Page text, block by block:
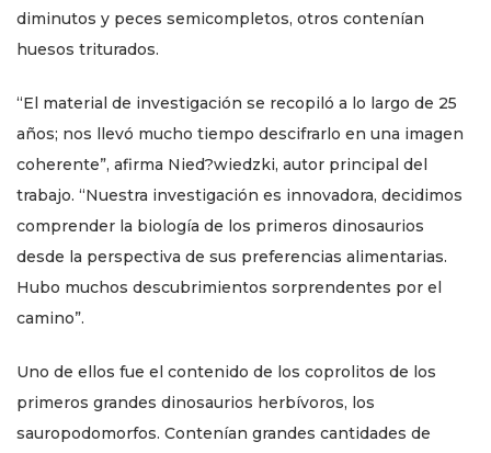
diminutos y peces semicompletos, otros contenían
huesos triturados.
“El material de investigación se recopiló a lo largo de 25
años; nos llevó mucho tiempo descifrarlo en una imagen
coherente”, afirma Nied?wiedzki, autor principal del
trabajo. “Nuestra investigación es innovadora, decidimos
comprender la biología de los primeros dinosaurios
desde la perspectiva de sus preferencias alimentarias.
Hubo muchos descubrimientos sorprendentes por el
camino”.
Uno de ellos fue el contenido de los coprolitos de los
primeros grandes dinosaurios herbívoros, los
sauropodomorfos. Contenían grandes cantidades de